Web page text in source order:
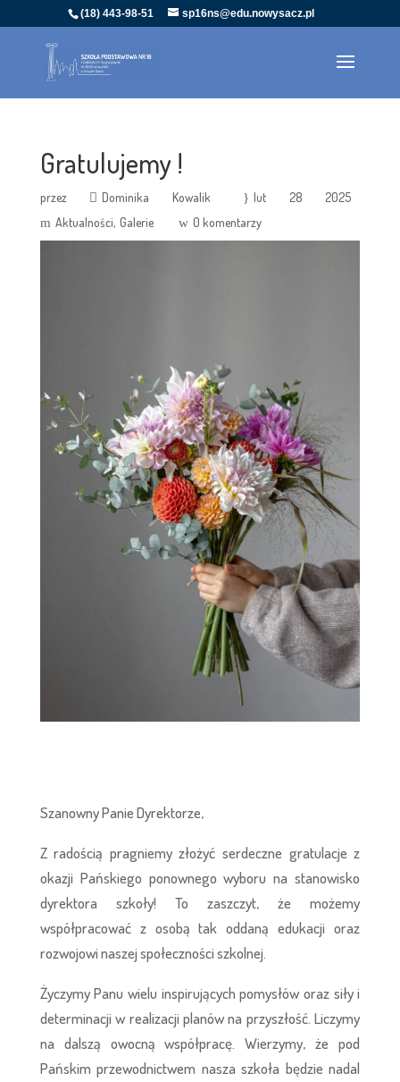
(18) 443-98-51 sp16ns@edu.nowysacz.pl
Gratulujemy !
przez Dominika Kowalik
lut 28 2025
Aktualności Galerie 0 komentarzy
Szanowny Panie Dyrektorze,
Z radością pragniemy złożyć serdeczne gratulacje z
okazji Pańskiego ponownego wyboru na stanowisko
dyrektora szkoły! To zaszczyt, że możemy
współpracować z osobą tak oddaną edukacji oraz
rozwojowi naszej społeczności szkolnej.
Życzymy Panu wielu inspirujących pomysłów oraz siły i
determinacji w realizacji planów na przyszłość. Liczymy
na dalszą owocną współpracę. Wierzymy, że pod
Pańskim przewodnictwem nasza szkoła będzie nadal